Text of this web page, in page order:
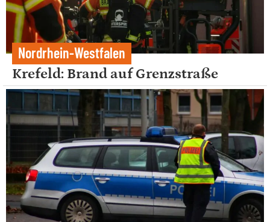
Nordrhein-Westfalen
Krefeld: Brand auf Grenzstraße